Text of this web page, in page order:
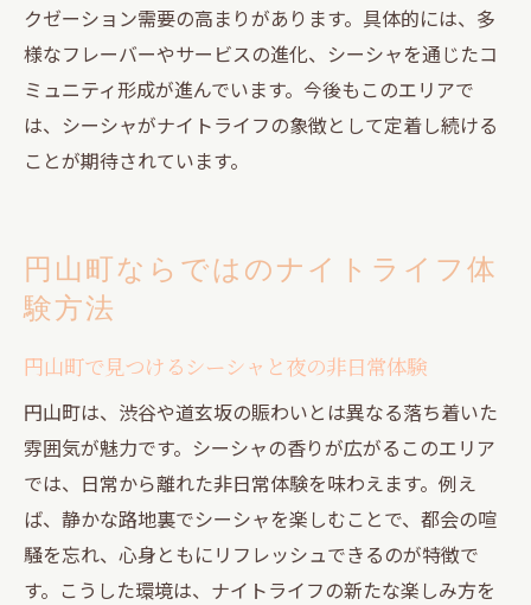
クゼーション需要の高まりがあります。具体的には、多
様なフレーバーやサービスの進化、シーシャを通じたコ
ミュニティ形成が進んでいます。今後もこのエリアで
は、シーシャがナイトライフの象徴として定着し続ける
ことが期待されています。
円山町ならではのナイトライフ体
験方法
円山町で見つけるシーシャと夜の非日常体験
円山町は、渋谷や道玄坂の賑わいとは異なる落ち着いた
雰囲気が魅力です。シーシャの香りが広がるこのエリア
では、日常から離れた非日常体験を味わえます。例え
ば、静かな路地裏でシーシャを楽しむことで、都会の喧
騒を忘れ、心身ともにリフレッシュできるのが特徴で
す。こうした環境は、ナイトライフの新たな楽しみ方を